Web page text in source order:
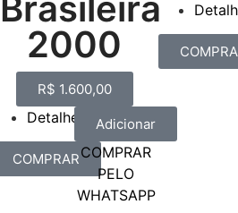
Brasileira
2000
R$ 1.600,00
Detalhes Adicionar
COMPRARCOMPRAR
PELO
WHATSAPP